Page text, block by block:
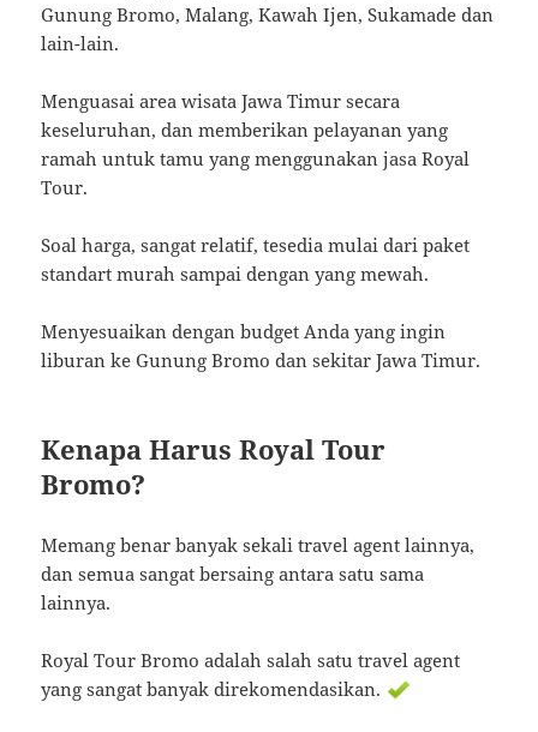
Gunung Bromo, Malang, Kawah Ijen, Sukamade dan
lain-lain.
Menguasai area wisata Jawa Timur secara
keseluruhan, dan memberikan pelayanan yang
ramah untuk tamu yang menggunakan jasa Royal
Tour.
Soal harga, sangat relatif, tesedia mulai dari paket
standart murah sampai dengan yang mewah.
Menyesuaikan dengan budget Anda yang ingin
liburan ke Gunung Bromo dan sekitar Jawa Timur.
Kenapa Harus Royal Tour
Bromo?
Memang benar banyak sekali travel agent lainnya,
dan semua sangat bersaing antara satu sama
lainnya.
Royal Tour Bromo adalah salah satu travel agent
yang sangat banyak direkomendasikan.